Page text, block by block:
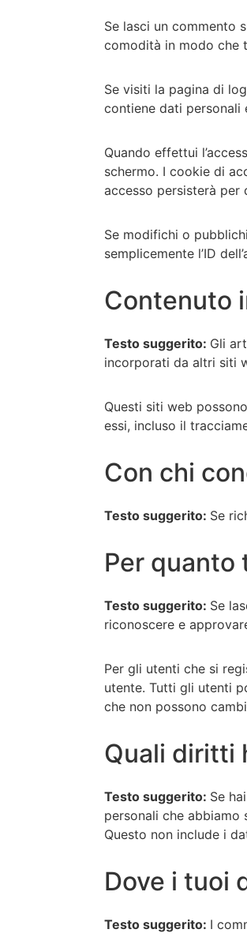
Se lasci un commento
comodità in modo che
Se visiti la pagina di
contiene dati personali
Quando effettui
schermo. I cookie di
accesso persisterà per
Se modifichi o
semplicemente l’ID
Contenuto
Testo suggerito: Gli
incorporati da altri siti
Questi siti web
essi, incluso il
Con chi
Testo suggerito: Se
Per quanto
Testo suggerito: Se
riconoscere e
Per gli utenti che si
utente. Tutti gli utenti
che non possono
Quali diritti
Testo suggerito: Se
personali che
Questo non include i
Dove i tuoi
Testo suggerito: I